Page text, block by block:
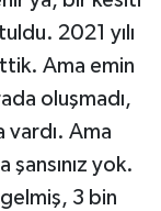
2021 yılı
Ama emin
oluşmadı,
vardı. Ama
şansınız yok.
3 bin